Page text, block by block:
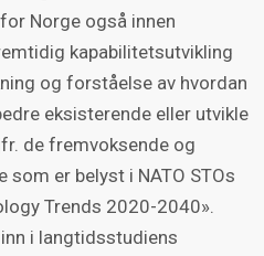
Norge også innen
kapabilitetsutvikling
og forståelse av hvordan
eksisterende eller utvikle
de fremvoksende og
som er belyst i NATO STOs
Trends 2020-2040».
i langtidsstudiens